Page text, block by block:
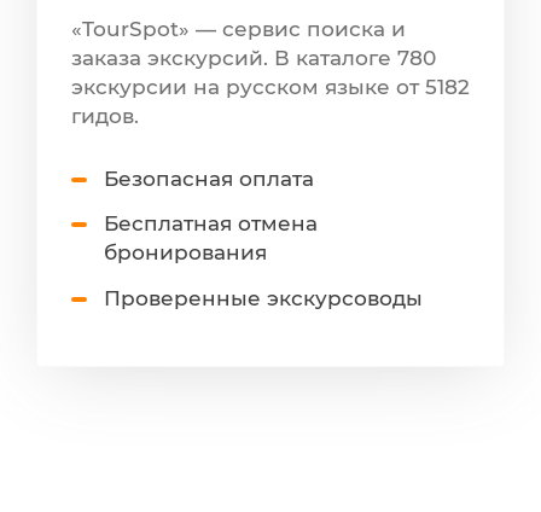
«TourSpot» — сервис поиска и
заказа экскурсий. В каталоге 780
экскурсии на русском языке от 5182
гидов.
Безопасная оплата
Бесплатная отмена
бронирования
Проверенные экскурсоводы